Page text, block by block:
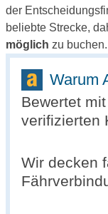
der
beliebte Strecke,
möglich zu buchen.
Bewertet mit
verifizierten
Wir decken